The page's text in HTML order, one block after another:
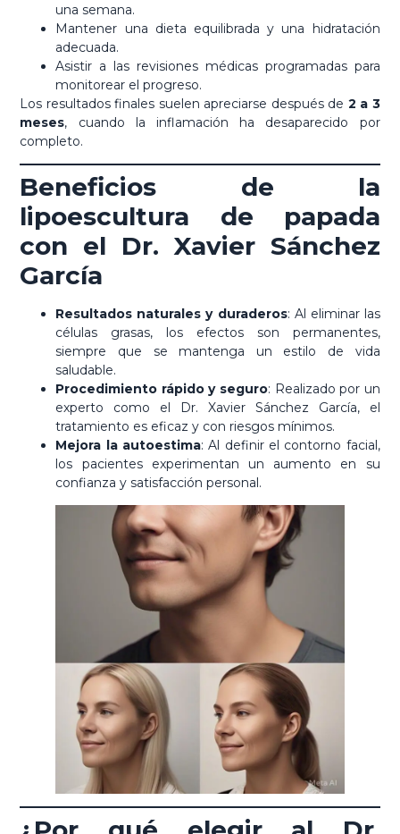
una semana.
Mantener una dieta equilibrada y una hidratación
adecuada.
Asistir a las revisiones médicas programadas para
monitorear el progreso.
Los resultados finales suelen apreciarse después de 2 a 3
meses, cuando la inflamación ha desaparecido por
completo.
Beneficios de la
lipoescultura de papada
con el Dr. Xavier Sánchez
García
Resultados naturales y duraderos: Al eliminar las
células grasas, los efectos son permanentes,
siempre que se mantenga un estilo de vida
saludable.
Procedimiento rápido y seguro: Realizado por un
experto como el Dr. Xavier Sánchez García, el
tratamiento es eficaz y con riesgos mínimos.
Mejora la autoestima: Al definir el contorno facial,
los pacientes experimentan un aumento en su
confianza y satisfacción personal.